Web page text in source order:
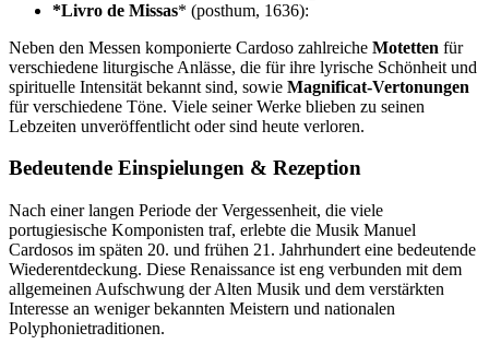
*Livro de Missas* (posthum, 1636):
Neben den Messen komponierte Cardoso zahlreiche Motetten für
verschiedene liturgische Anlässe, die für ihre lyrische Schönheit und
spirituelle Intensität bekannt sind, sowie Magnificat-Vertonungen
für verschiedene Töne. Viele seiner Werke blieben zu seinen
Lebzeiten unveröffentlicht oder sind heute verloren.
Bedeutende Einspielungen & Rezeption
Nach einer langen Periode der Vergessenheit, die viele
portugiesische Komponisten traf, erlebte die Musik Manuel
Cardosos im späten 20. und frühen 21. Jahrhundert eine bedeutende
Wiederentdeckung. Diese Renaissance ist eng verbunden mit dem
allgemeinen Aufschwung der Alten Musik und dem verstärkten
Interesse an weniger bekannten Meistern und nationalen
Polyphonietraditionen.